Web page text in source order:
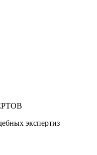
экспертиз